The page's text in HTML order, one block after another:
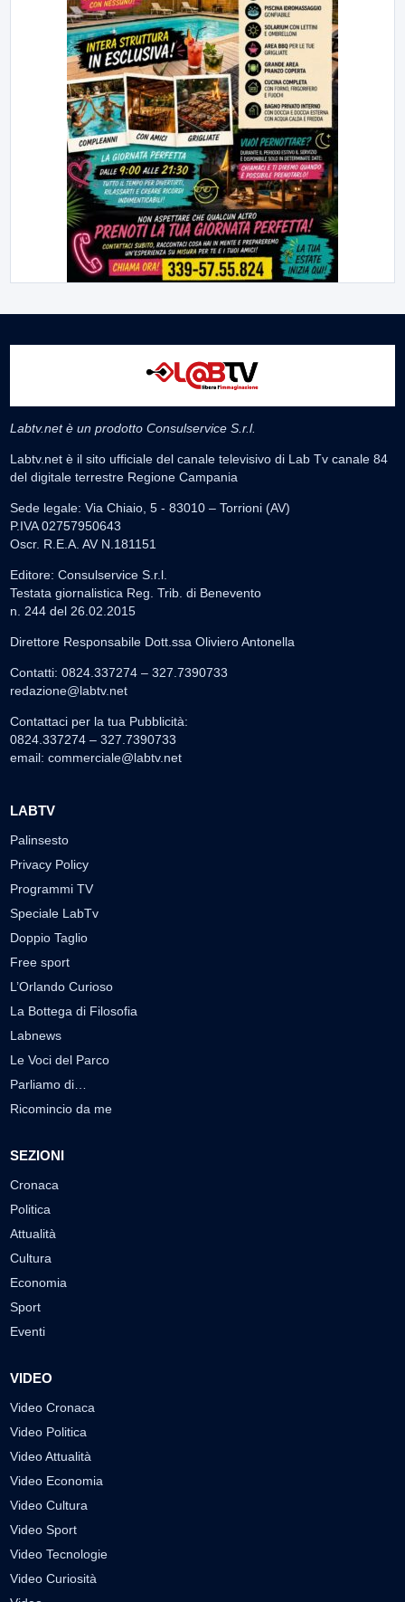
Labtv.net è un prodotto Consulservice S.r.l.
Labtv.net è il sito ufficiale del canale televisivo di Lab Tv canale 84
del digitale terrestre Regione Campania
Sede legale: Via Chiaio, 5 - 83010 – Torrioni (AV)
P.IVA 02757950643
Oscr. R.E.A. AV N.181151
Editore: Consulservice S.r.l.
Testata giornalistica Reg. Trib. di Benevento
n. 244 del 26.02.2015
Direttore Responsabile Dott.ssa Oliviero Antonella
Contatti: 0824.337274 – 327.7390733
redazione@labtv.net
Contattaci per la tua Pubblicità:
0824.337274 – 327.7390733
email: commerciale@labtv.net
LABTV
Palinsesto
Privacy Policy
Programmi TV
Speciale LabTv
Doppio Taglio
Free sport
L’Orlando Curioso
La Bottega di Filosofia
Labnews
Le Voci del Parco
Parliamo di…
Ricomincio da me
SEZIONI
Cronaca
Politica
Attualità
Cultura
Economia
Sport
Eventi
VIDEO
Video Cronaca
Video Politica
Video Attualità
Video Economia
Video Cultura
Video Sport
Video Tecnologie
Video Curiosità